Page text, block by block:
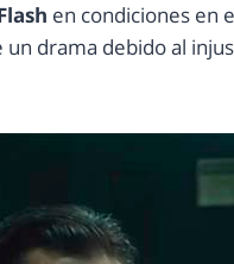
en condiciones en
un drama debido al